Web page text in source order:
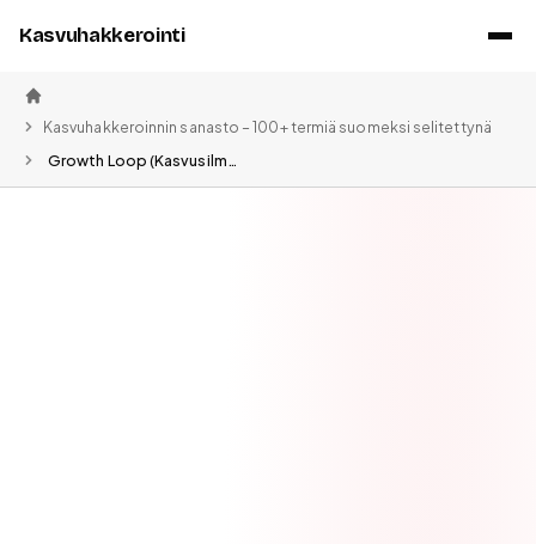
Kasvuhakkerointi
Etusivu
Kasvuhakkeroinnin sanasto – 100+ termiä suomeksi selitettynä
Growth Loop (Kasvusilmukka) – Itseään vahvistava kasvu